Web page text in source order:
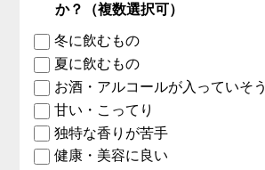
か？（複数選択可）
冬に飲むもの
夏に飲むもの
お酒・アルコールが入っていそう
甘い・こってり
独特な香りが苦手
健康・美容に良い